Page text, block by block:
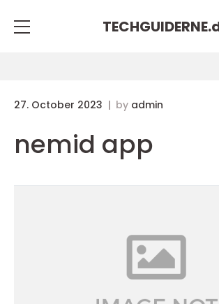
TECHGUIDERNE.
27. October 2023 by admin
nemid app